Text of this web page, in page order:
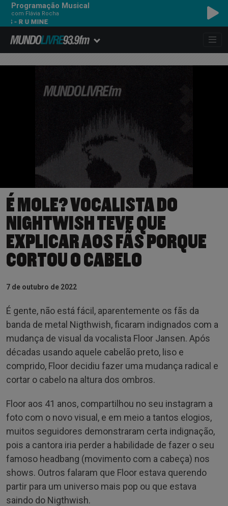
Programação Musical
com Flávia Rocha
U MINE
É MOLE? VOCALISTA DO
NIGHTWISH TEVE QUE
EXPLICAR AOS FÃS PORQUE
CORTOU O CABELO
7 de outubro de 2022
É gente, não está fácil, aparentemente os fãs da
banda de metal Nigthwish, ficaram indignados com a
mudança de visual da vocalista Floor Jansen. Após
décadas usando aquele cabelão preto, liso e
comprido, Floor decidiu fazer uma mudança radical e
cortar o cabelo na altura dos ombros.
Floor aos 41 anos, compartilhou no seu instagram a
foto com o novo visual, e em meio a tantos elogios,
muitos seguidores demonstraram certa indignação,
pois a cantora iria perder a habilidade de fazer o seu
famoso headbang (movimento com a cabeça) nos
shows. Outros falaram que Floor estava querendo
partir para um universo mais pop ou que estava
saindo do Nigthwish.